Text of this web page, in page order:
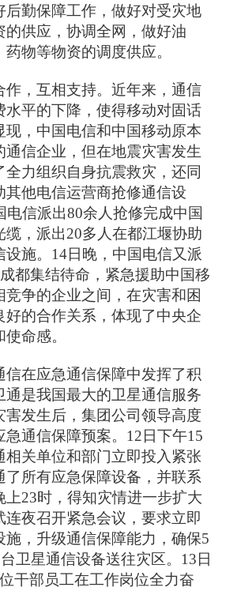
后勤保障工作，做好对受灾地
的供应，协调全网，做好油
物等物资的调度供应。
，互相支持。近年来，通信
水平的下降，使得移动对固话
现，中国电信和中国移动原本
通信企业，但在地震灾害发生
全力组织自身抗震救灾，还同
其他电信运营商抢修通信设
电信派出80余人抢修完成中国
缆，派出20多人在都江堰协助
设施。14日晚，中国电信又派
都集结待命，紧急援助中国移
争的企业之间，在灾害和困
好的合作关系，体现了中央企
命感。
在应急通信保障中发挥了积
通是我国最大的卫星通信服务
害发生后，集团公司领导高度
通信保障预案。12日下午15
相关单位和部门立即投入紧张
了所有应急保障设备，并联系
上23时，得知灾情进一步扩大
连夜召开紧急会议，要求立即
施，升级通信保障能力，确保5
卫星通信设备送往灾区。13日
干部员工在工作岗位全力奋